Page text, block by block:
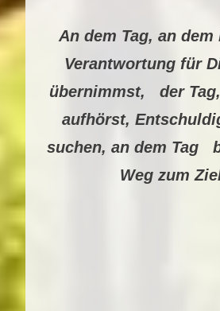
An dem Tag, an
Verantwortung für
übernimmst, der
aufhörst,
suchen, an dem Tag
Weg zum